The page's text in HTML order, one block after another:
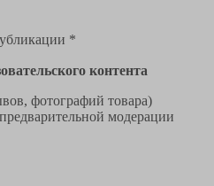
*
контента
фотографий товара)
модерации